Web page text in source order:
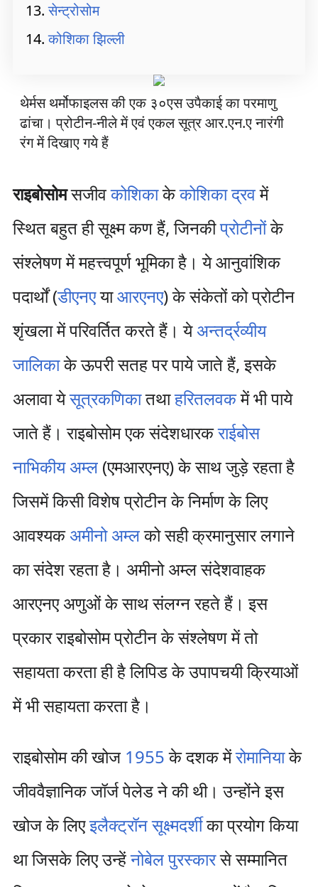
सेन्ट्रोसोम
कोशिका झिल्ली
थेर्मस थर्मोफाइलस की एक ३०एस उपैकाई का परमाणु
ढांचा। प्रोटीन-नीले में एवं एकल सूत्र आर.एन.ए नारंगी
रंग में दिखाए गये हैं
राइबोसोमसजीवकोशिकाकेकोशिका द्रवमें
स्थित बहुत ही सूक्ष्म कण हैं, जिनकीप्रोटीनोंके
संश्लेषण में महत्त्वपूर्ण भूमिका है। ये आनुवांशिक
पदार्थों (डीएनएयाआरएनए) के संकेतों को प्रोटीन
शृंखला में परिवर्तित करते हैं। येअन्तर्द्रव्यीय
जालिकाके ऊपरी सतह पर पाये जाते हैं, इसके
अलावा येसूत्रकणिकातथाहरितलवकमें भी पाये
जाते हैं। राइबोसोम एक संदेशधारकराईबोस
नाभिकीय अम्ल(एमआरएनए) के साथ जुड़े रहता है
जिसमें किसी विशेष प्रोटीन के निर्माण के लिए
आवश्यकअमीनो अम्लको सही क्रमानुसार लगाने
का संदेश रहता है। अमीनो अम्ल संदेशवाहक
आरएनए अणुओं के साथ संलग्न रहते हैं। इस
प्रकार राइबोसोम प्रोटीन के संश्लेषण में तो
सहायता करता ही है लिपिड के उपापचयी क्रियाओं
में भी सहायता करता है।
राइबोसोम की खोज 1955के दशक मेंरोमानियाके
जीववैज्ञानिक जॉर्ज पेलेड ने की थी। उन्होंने इस
खोज के लिएइलैक्ट्रॉन सूक्ष्मदर्शीका प्रयोग किया
था जिसके लिए उन्हेंनोबेल पुरस्कारसे सम्मानित